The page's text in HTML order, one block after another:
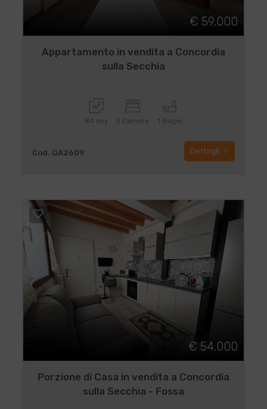
€ 59.000
Appartamento in vendita a Concordia
sulla Secchia
84 mq 3 Camere 1 Bagni
Cod. QA2609 Dettagli
€ 54.000
Porzione di Casa in vendita a Concordia
sulla Secchia - Fossa